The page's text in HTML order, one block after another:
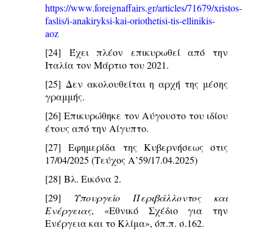
https://www.foreignaffairs.gr/articles/71679/xristos-
faslis/i-anakiryksi-kai-oriothetisi-tis-ellinikis-
aoz
[24] Έχει πλέον επικυρωθεί από την
Ιταλία τον Μάρτιο του 2021.
[25] Δεν ακολουθείται η αρχή της μέσης
γραμμής.
[26] Επικυρώθηκε τον Αύγουστο του ιδίου
έτους από την Αίγυπτο.
[27] Εφημερίδα της Κυβερνήσεως στις
17/04/2025 (Τεύχος Α’59/17.04.2025)
[28] Βλ. Εικόνα 2.
[29]
Υπουργείο Περιβάλλοντος και
Ενέργειας, «Εθνικό Σχέδιο για την
Ενέργεια και το Κλίμα», όπ.π. σ.162.